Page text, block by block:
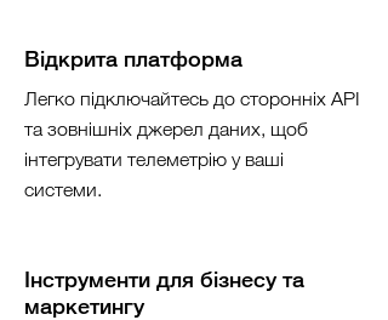
Легко підключайтесь до сторонніх API
та зовнішніх джерел даних, щоб
інтегрувати телеметрію у ваші
системи.
Відкрита платформа
Інструменти для бізнесу та
маркетингу